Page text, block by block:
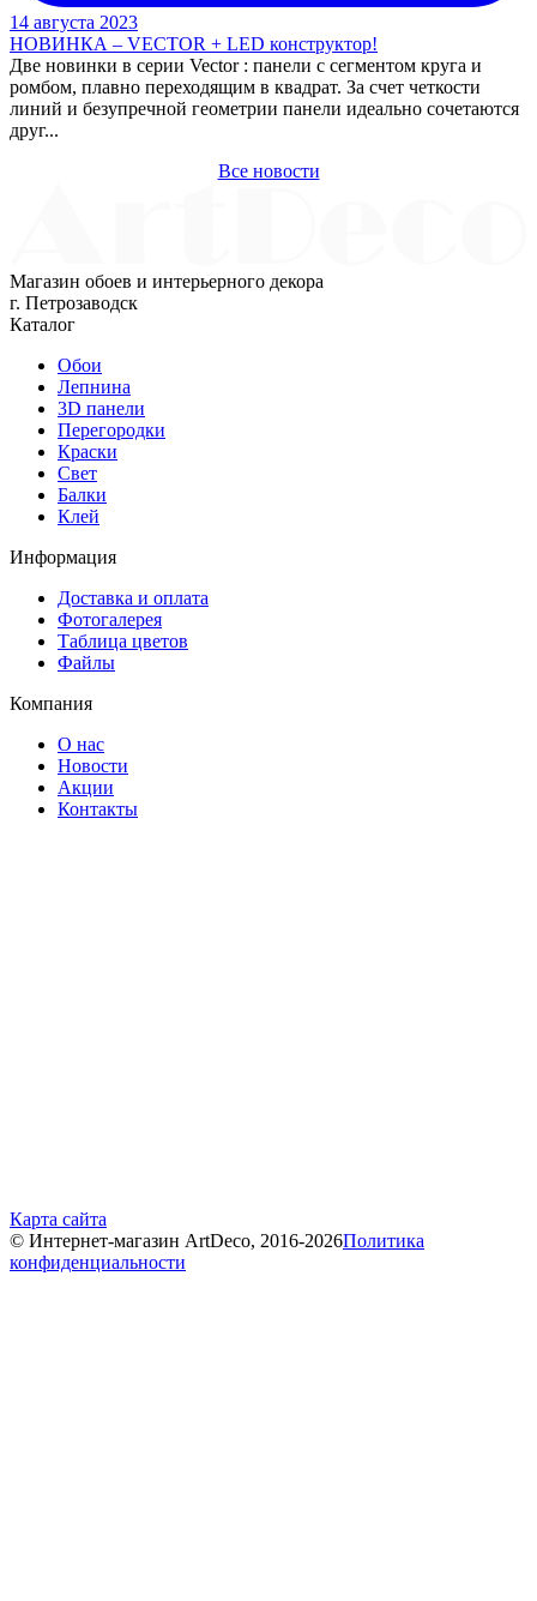
14 августа 2023
НОВИНКА – VECTOR + LED конструктор!
Две новинки в серии Vector : панели с сегментом круга и
ромбом, плавно переходящим в квадрат. За счет четкости
линий и безупречной геометрии панели идеально сочетаются
друг...
Все новости
Магазин обоев и интерьерного декора
г. Петрозаводск
Каталог
Обои
Лепнина
3D панели
Перегородки
Краски
Свет
Балки
Клей
Информация
Доставка и оплата
Фотогалерея
Таблица цветов
Файлы
Компания
О нас
Новости
Акции
Контакты
Карта сайта
© Интернет-магазин ArtDeco, 2016-2026Политика
конфиденциальности